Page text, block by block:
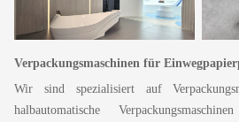
Verpackungsmaschinen für
Wir sind spezialisiert auf
halbautomatische